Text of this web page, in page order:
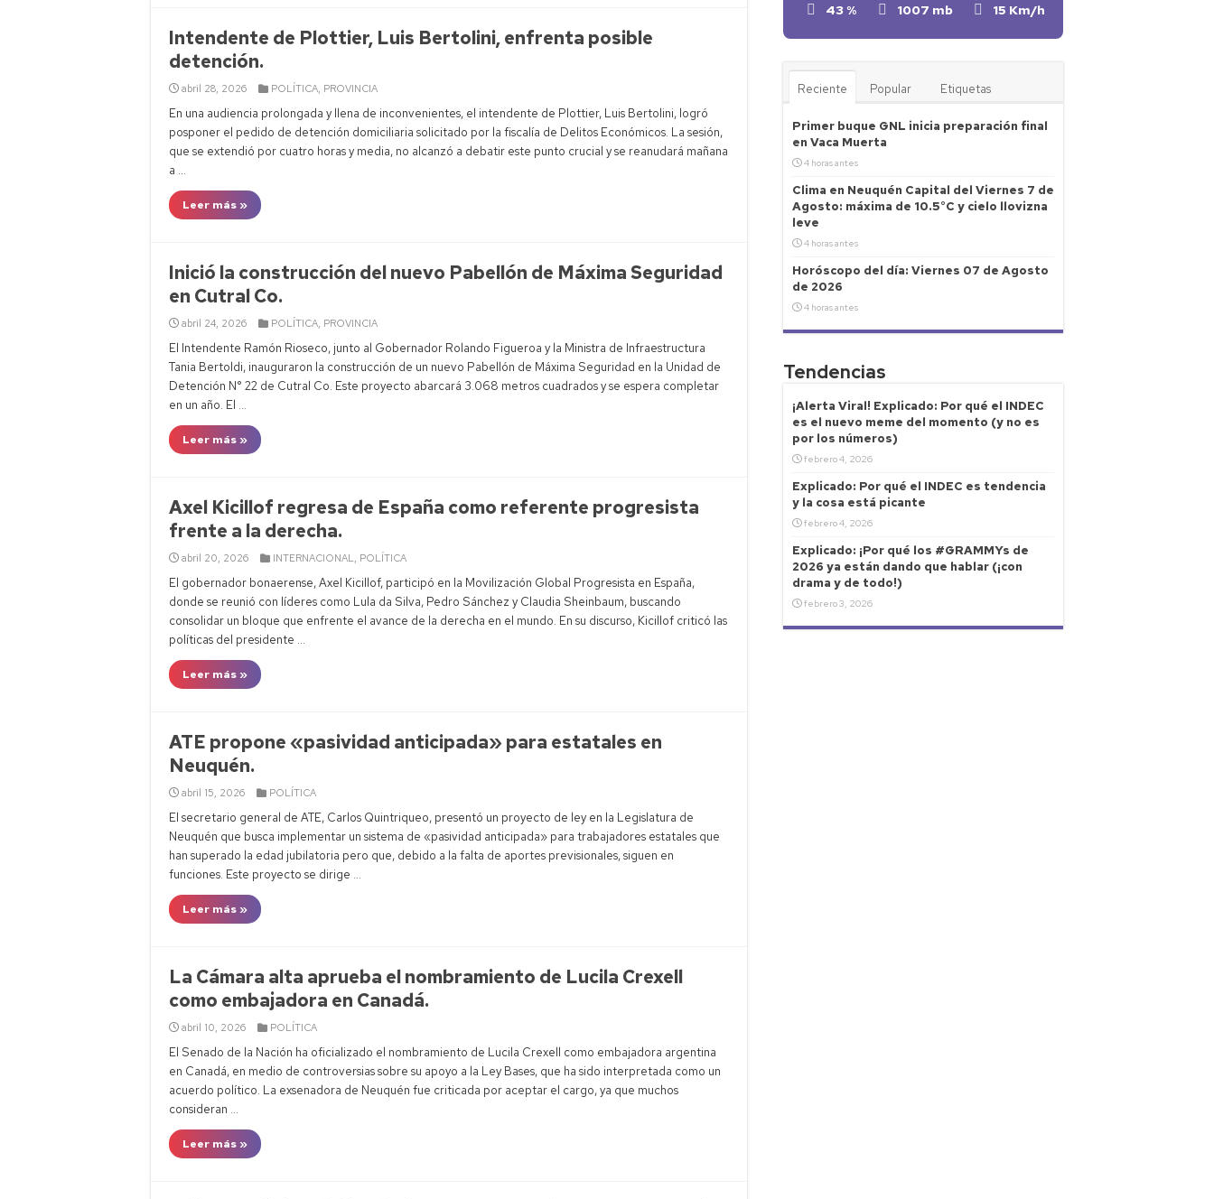
Intendente de Plottier, Luis Bertolini, enfrenta posible
detención.
abril 28, 2026 POLÍTICA, PROVINCIA
En una audiencia prolongada y llena de inconvenientes, el intendente de Plottier, Luis Bertolini, logró
posponer el pedido de detención domiciliaria solicitado por la fiscalía de Delitos Económicos. La sesión,
que se extendió por cuatro horas y media, no alcanzó a debatir este punto crucial y se reanudará mañana
a …
Leer más »
Inició la construcción del nuevo Pabellón de Máxima Seguridad
en Cutral Co.
abril 24, 2026 POLÍTICA, PROVINCIA
El Intendente Ramón Rioseco, junto al Gobernador Rolando Figueroa y la Ministra de Infraestructura
Tania Bertoldi, inauguraron la construcción de un nuevo Pabellón de Máxima Seguridad en la Unidad de
Detención N° 22 de Cutral Co. Este proyecto abarcará 3.068 metros cuadrados y se espera completar
en un año. El …
Leer más »
Axel Kicillof regresa de España como referente progresista
frente a la derecha.
abril 20, 2026 INTERNACIONAL, POLÍTICA
El gobernador bonaerense, Axel Kicillof, participó en la Movilización Global Progresista en España,
donde se reunió con líderes como Lula da Silva, Pedro Sánchez y Claudia Sheinbaum, buscando
consolidar un bloque que enfrente el avance de la derecha en el mundo. En su discurso, Kicillof criticó las
políticas del presidente …
Leer más »
ATE propone «pasividad anticipada» para estatales en
Neuquén.
abril 15, 2026 POLÍTICA
El secretario general de ATE, Carlos Quintriqueo, presentó un proyecto de ley en la Legislatura de
Neuquén que busca implementar un sistema de «pasividad anticipada» para trabajadores estatales que
han superado la edad jubilatoria pero que, debido a la falta de aportes previsionales, siguen en
funciones. Este proyecto se dirige …
Leer más »
La Cámara alta aprueba el nombramiento de Lucila Crexell
como embajadora en Canadá.
abril 10, 2026 POLÍTICA
El Senado de la Nación ha oficializado el nombramiento de Lucila Crexell como embajadora argentina
en Canadá, en medio de controversias sobre su apoyo a la Ley Bases, que ha sido interpretada como un
acuerdo político. La exsenadora de Neuquén fue criticada por aceptar el cargo, ya que muchos
consideran …
Leer más »
43 % 1007 mb 15 Km/h
Reciente Popular Etiquetas
Primer buque GNL inicia preparación final
en Vaca Muerta
4 horas antes
Clima en Neuquén Capital del Viernes 7 de
Agosto: máxima de 10.5°C y cielo llovizna
leve
4 horas antes
Horóscopo del día: Viernes 07 de Agosto
de 2026
4 horas antes
Tendencias
¡Alerta Viral! Explicado: Por qué el INDEC
es el nuevo meme del momento (y no es
por los números)
febrero 4, 2026
Explicado: Por qué el INDEC es tendencia
y la cosa está picante
febrero 4, 2026
Explicado: ¡Por qué los #GRAMMYs de
2026 ya están dando que hablar (¡con
drama y de todo!)
febrero 3, 2026